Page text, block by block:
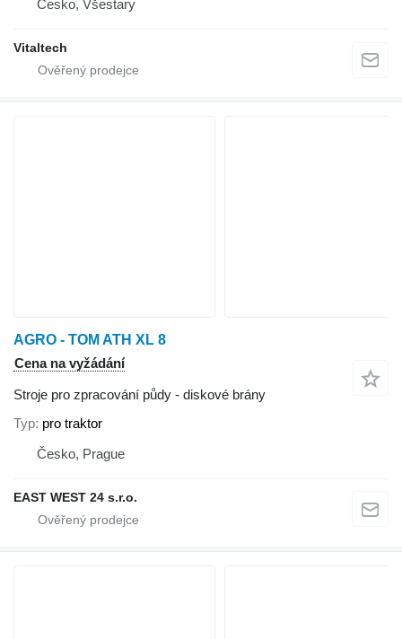
Česko, Všestary
Vitaltech
AGRO - TOM ATH XL 8
Cena na vyžádání
Stroje pro zpracování půdy - diskové brány
Typ pro traktor
Česko, Prague
EAST WEST 24 s.r.o.